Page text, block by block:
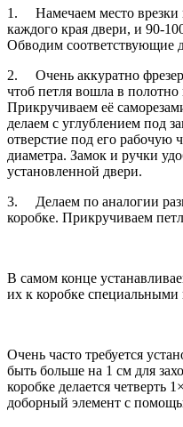
1.
Намечаем место врезки
каждого края двери, и 90-
Обводим соответствующие
2.
Очень аккуратно
чтоб петля вошла в
Прикручиваем её
делаем с углублением под
отверстие под его рабочую
диаметра. Замок и ручки
установленной двери.
3.
Делаем по аналогии
коробке. Прикручиваем
В самом конце
их к коробке специальными
Очень часто требуется
быть больше на 1 см для
коробке делается четверть
доборный элемент с